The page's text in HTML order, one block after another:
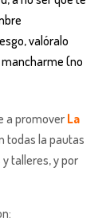
valóralo
(no
a promover La
todas la pautas
talleres, y por